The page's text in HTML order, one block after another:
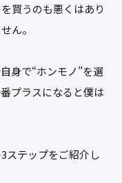
買うのも悪くはあり
ん。
身で“ホンモノ”を選
プラスになると僕は
ステップをご紹介し